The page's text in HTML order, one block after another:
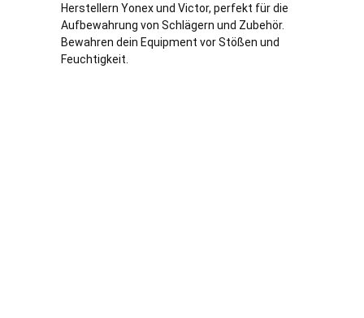
Herstellern Yonex und Victor, perfekt für die
Aufbewahrung von Schlägern und Zubehör.
Bewahren dein Equipment vor Stößen und
Feuchtigkeit.